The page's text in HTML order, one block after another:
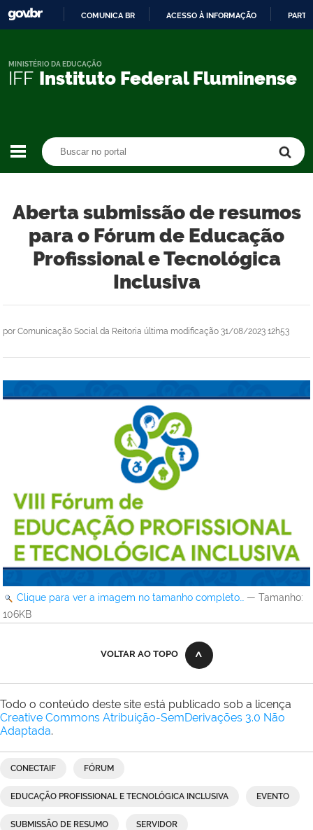
CONTEÚDO
COMUNICA BR ACESSO À INFORMAÇÃO
IFF Instituto Federal Fluminense
MINISTÉRIO DA EDUCAÇÃO
Aberta submissão de resumos
para o Fórum de Educação
Profissional e Tecnológica
Inclusiva
por Comunicação Social da Reitoria última modificação 31/08/2023 12h53
Clique para ver a imagem no tamanho completo… — Tamanho:
106KB
VOLTAR AO TOPO
Todo o conteúdo deste site está publicado sob a licença
Creative Commons Atribuição-SemDerivações 3.0 Não
Adaptada.
CONECTAIF FÓRUM
EDUCAÇÃO PROFISSIONAL E TECNOLÓGICA INCLUSIVA EVENTO
SUBMISSÃO DE RESUMO SERVIDOR